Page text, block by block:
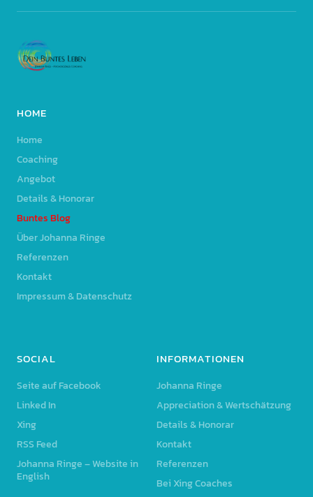
HOME
Home
Coaching
Angebot
Details & Honorar
Buntes Blog
Über Johanna Ringe
Referenzen
Kontakt
Impressum & Datenschutz
SOCIAL
Seite auf Facebook
Linked In
Xing
RSS Feed
Johanna Ringe – Website in
English
INFORMATIONEN
Johanna Ringe
Appreciation & Wertschätzung
Details & Honorar
Kontakt
Referenzen
Bei Xing Coaches